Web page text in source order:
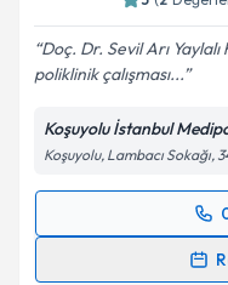
Doç. Dr. Sevil Arı
poliklinik çalışması...
Koşuyolu İstanbul
Koşuyolu, Lambacı Sokağı,
Randevu